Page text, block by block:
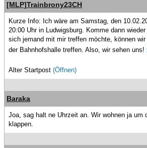
[MLP]Trainbrony23CH
Kurze Info: Ich wäre am Samstag, den
20:00 Uhr in Ludwigsburg. Komme dann
sich jemand mit mir treffen möchte, können
der Bahnhofshalle treffen. Also, wir sehen uns!
Alter Startpost (Öffnen)
Baraka
Joa, sag halt ne Uhrzeit an. Wir wohnen ja um
klappen.